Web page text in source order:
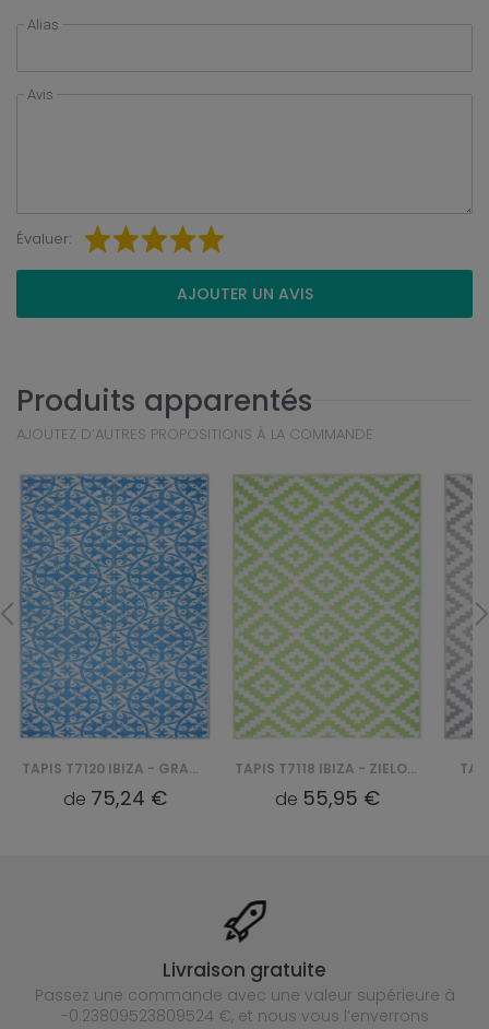
Alias
Avis
Évaluer:
AJOUTER UN AVIS
Produits apparentés
AJOUTEZ D’AUTRES PROPOSITIONS À LA COMMANDE
TAPIS T7120 IBIZA - GRANATOWY
de 75,24 €
TAPIS T7118 IBIZA - ZIELONY
de 55,95 €
Livraison gratuite
Passez une commande avec une valeur supérieure à
-0.23809523809524 €, et nous vous l’enverrons